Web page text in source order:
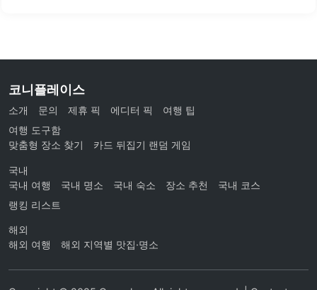
코니플레이스
소개 문의 제휴 픽 에디터 픽
여행 팁
여행 도구함
맞춤형 장소 찾기
카드 뒤집기 랜덤 게임
국내
국내 여행
국내 명소 국내 숙소 장소 추천
국내 코스
랭킹 리스트
해외
해외 여행
해외 지역별 맛집·명소